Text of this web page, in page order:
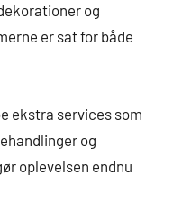
og
er sat for både
ekstra services som
og
oplevelsen endnu